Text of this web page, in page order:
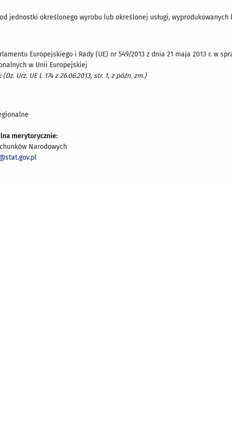
jednostki określonego wyrobu lub określonej usługi,
Europejskiego i Rady (UE) nr 549/2013 z dnia 21 maja 2013 r. w
w Unii Europejskiej
(Dz. Urz. UE L 174 z 26.06.2013, str. 1, z późn. zm.)
merytorycznie:
Narodowych